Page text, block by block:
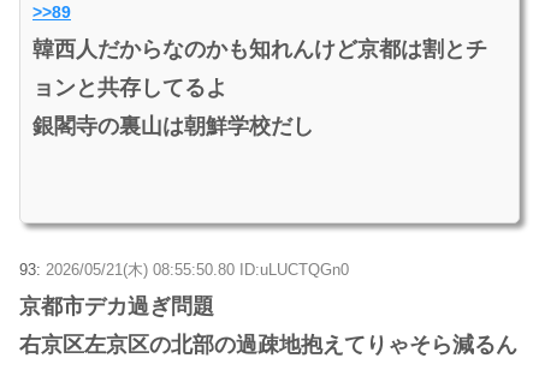
>>89
韓西人だからなのかも知れんけど京都は割とチ
ョンと共存してるよ
銀閣寺の裏山は朝鮮学校だし
93: 2026/05/21(木) 08:55:50.80 ID:uLUCTQGn0
京都市デカ過ぎ問題
右京区左京区の北部の過疎地抱えてりゃそら減るん